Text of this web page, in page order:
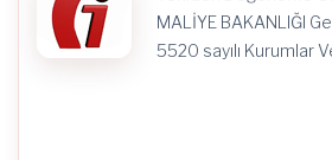
MALİYE BAKANLIĞI
5520 sayılı Kurumlar